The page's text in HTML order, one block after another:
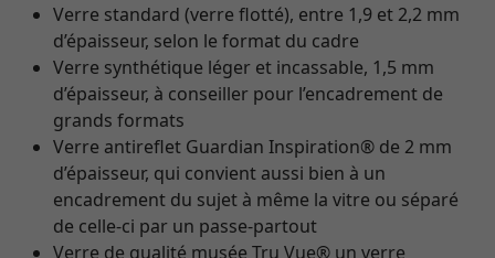
Verre standard (verre flotté), entre 1,9 et 2,2 mm
d’épaisseur, selon le format du cadre
Verre synthétique léger et incassable, 1,5 mm
d’épaisseur, à conseiller pour l’encadrement de
grands formats
Verre antireflet Guardian Inspiration® de 2 mm
d’épaisseur, qui convient aussi bien à un
encadrement du sujet à même la vitre ou séparé
de celle-ci par un passe-partout
Verre de qualité musée Tru Vue® un verre